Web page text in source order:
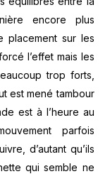
encore plus
placement sur les
l’effet mais les
trop forts,
est mené tambour
est à l’heure au
parfois
d’autant qu’ils
qui semble ne